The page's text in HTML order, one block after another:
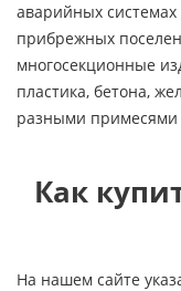
аварийных
прибрежных
многосекционные
пластика, бетона,
разными примесями
Как
На нашем сайте